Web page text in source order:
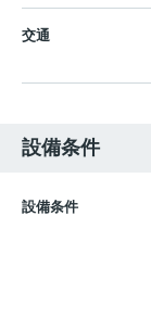
交通
設備条件
設備条件